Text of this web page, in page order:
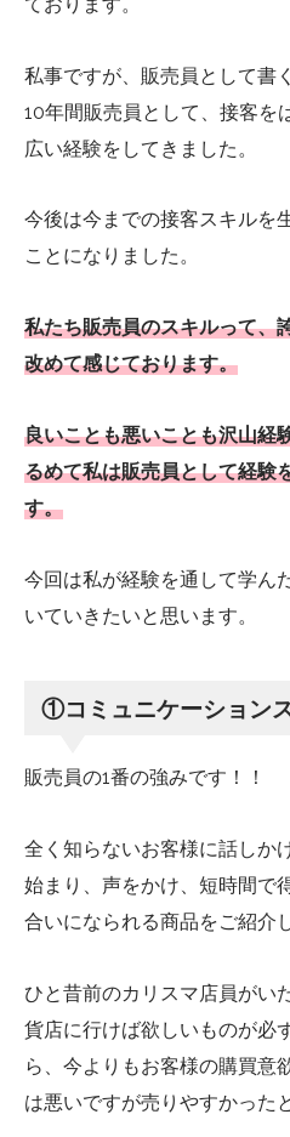
私事ですが、販売員として書
10年間販売員として、接客を
広い経験をしてきました。
今後は今までの接客スキルを
ことになりました。
私たち販売員のスキルって、
改めて感じております。
良いことも悪いことも沢山経
るめて私は販売員として経験
す。
今回は私が経験を通して学ん
いていきたいと思います。
①コミュニケーション
販売員の1番の強みです！！
全く知らないお客様に話しか
始まり、声をかけ、短時間で
合いになられる商品をご紹介
ひと昔前のカリスマ店員がい
貨店に行けば欲しいものが必
ら、今よりもお客様の購買意
は悪いですが売りやすかった